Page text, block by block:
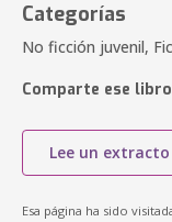
Categorías
No ficción juvenil,
Comparte ese libro
Lee un extracto
Esa página ha sido